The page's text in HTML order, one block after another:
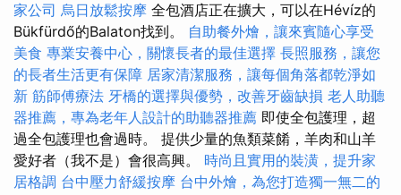
家公司 烏日放鬆按摩 全包酒店正在擴大，可以在Hévíz的
Bükfürdő的Balaton找到。 自助餐外燴，讓來賓隨心享受
美食 專業安養中心，關懷長者的最佳選擇 長照服務，讓您
的長者生活更有保障 居家清潔服務，讓每個角落都乾淨如
新 筋師傅療法 牙橋的選擇與優勢，改善牙齒缺損 老人助聽
器推薦，專為老年人設計的助聽器推薦 即使全包護理，超
過全包護理也會過時。 提供少量的魚類菜餚，羊肉和山羊
愛好者（我不是）會很高興。 時尚且實用的裝潢，提升家
居格調 台中壓力舒緩按摩 台中外燴，為您打造獨一無二的